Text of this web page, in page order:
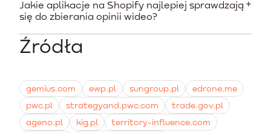
nierzadko o ponad 100%.
przed i po stosowaniu kremu. Dobrym rozwiązaniem na
Shopify jest stosowanie specjalnych checkboxów
publikację opinii.
Według analiz rynkowych profesjonalne wideo
autorskich kosztuje średnio od 600 do 1200 PLN.
Początkujący twórcy często realizują zlecenia z
Jakie aplikacje na Shopify najlepiej sprawdzają
się do zbierania opinii wideo?
Na polskim rynku e-commerce najczęściej wdrażane są
budować galerie wyświetlające zdjęcia i opinie
bezpośrednio na kartach produktów.
Źródła
gemius.com ewp.pl sungroup.pl
edrone.me
pwc.pl
strategyand.pwc.com
trade.gov.pl
ageno.pl
kig.pl
territory-influence.com